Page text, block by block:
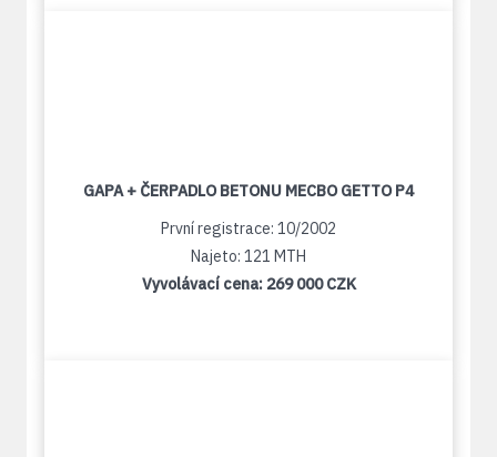
GAPA + ČERPADLO BETONU MECBO GETTO P4
První registrace: 10/2002
Najeto: 121 MTH
Vyvolávací cena: 269 000 CZK